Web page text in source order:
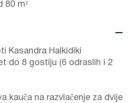
80 m²
Kasandra Halkidiki
do 8 gostiju (6 odraslih i 2
kauča na razvlačenje za dvije